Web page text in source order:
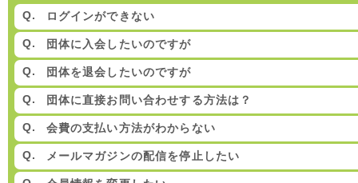
ログインができない
団体に入会したいのですが
団体を退会したいのですが
団体に直接お問い合わせする方法は？
会費の支払い方法がわからない
メールマガジンの配信を停止したい